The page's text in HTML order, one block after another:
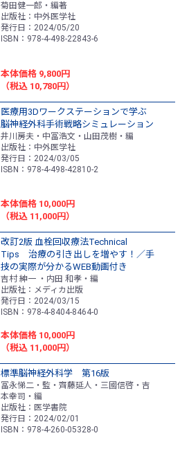
菊田健一郎・編著
出版社：中外医学社
発行日：2024/05/20
ISBN：978-4-498-22843-6
本体価格 9,800円
（税込 10,780円）
医療用3Dワークステーションで学ぶ
脳神経外科手術戦略シミュレーション
井川房夫・中冨浩文・山田茂樹・編
出版社：中外医学社
発行日：2024/03/05
ISBN：978-4-498-42810-2
本体価格 10,000円
（税込 11,000円）
改訂2版 血栓回収療法Technical
Tips 治療の引き出しを増やす！／手
技の実際が分かるWEB動画付き
吉村 紳一 ・内田 和孝・編
出版社：メディカ出版
発行日：2024/03/15
ISBN：978-4-8404-8464-0
本体価格 10,000円
（税込 11,000円）
標準脳神経外科学 第16版
冨永悌二・監・齊藤延人・三國信啓・吉
本幸司・編
出版社：医学書院
発行日：2024/02/01
ISBN：978-4-260-05328-0